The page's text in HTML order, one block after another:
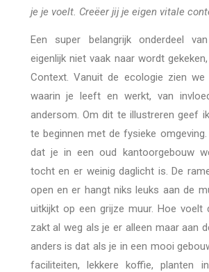
je je voelt. Creëer jij je eigen vitale
Een super belangrijk onderdeel
eigenlijk niet vaak naar wordt
Context. Vanuit de ecologie zien
waarin je leeft en werkt, van
andersom. Om dit te illustreren geef
te beginnen met de fysieke
dat je in een oud kantoorgebouw
tocht en er weinig daglicht is. De
open en er hangt niks leuks aan de
uitkijkt op een grijze muur. Hoe voelt
zakt al weg als je er alleen maar aan
anders is dat als je in een mooi
faciliteiten, lekkere koffie, planten